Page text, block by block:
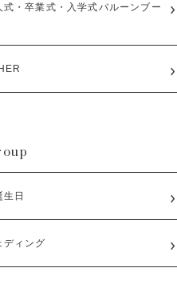
式・卒業式・入学式バルーンブー
生日
ディング